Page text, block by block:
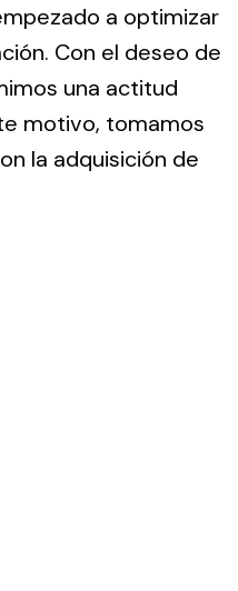
a optimizar
Con el deseo de
una actitud
motivo, tomamos
la adquisición de